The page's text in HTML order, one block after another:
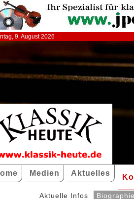
9. August 2026
Medien Aktuelles
Aktuelle Infos